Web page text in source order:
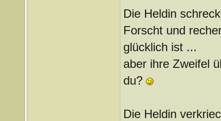
Die Heldin
Forscht und
glücklich ist ...
aber ihre Zweifel
du?
Die Heldin